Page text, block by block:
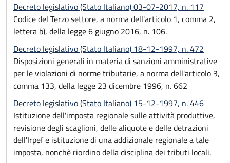
Decreto legislativo (Stato Italiano) 03-07-2017, n. 117
Codice del Terzo settore, a norma dell'articolo 1, comma 2,
lettera b), della legge 6 giugno 2016, n. 106.
Decreto legislativo (Stato Italiano) 18-12-1997, n. 472
Disposizioni generali in materia di sanzioni amministrative
per le violazioni di norme tributarie, a norma dell'articolo 3,
comma 133, della legge 23 dicembre 1996, n. 662
Decreto legislativo (Stato Italiano) 15-12-1997, n. 446
Istituzione dell'imposta regionale sulle attività produttive,
revisione degli scaglioni, delle aliquote e delle detrazioni
dell'Irpef e istituzione di una addizionale regionale a tale
imposta, nonchè riordino della disciplina dei tributi locali.